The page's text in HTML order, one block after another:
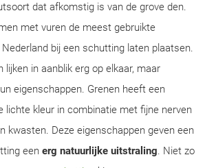
dat afkomstig is van de grove den.
met vuren de meest gebruikte
bij een schutting laten plaatsen.
lijken in aanblik erg op elkaar, maar
eigenschappen. Grenen heeft een
lichte kleur in combinatie met fijne nerven
kwasten. Deze eigenschappen geven een
een erg natuurlijke uitstraling. Niet zo